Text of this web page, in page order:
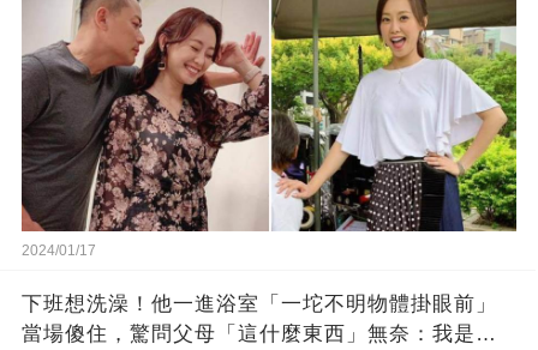
2024/01/17
下班想洗澡！他一進浴室「一坨不明物體掛眼前」
當場傻住，驚問父母「這什麼東西」無奈：我是親